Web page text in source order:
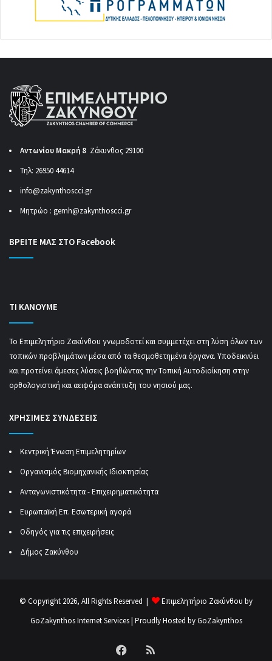
Αντωνίου Μακρή 8 Ζάκυνθος 29100
Τηλ: 26950 44614
info@zakynthoscci.gr
Μητρώο : gemh@zakynthoscci.gr
ΒΡΕΙΤΕ ΜΑΣ ΣΤΟ Facebook
ΤΙ ΚΑΝΟΥΜΕ
Το Επιμελητήριο Ζακύνθου γνωμοδοτεί και συμμετέχει στη λύση όλων των
τοπικών προβλημάτων μέσα από τα θεσμοθετημένα όργανα. Υποδεικνύει
και προτείνει άμεσες λύσεις βοηθώντας την Τοπική Αυτοδιοίκηση στην
ορθολογιστική και αειφόρα ανάπτυξη του νησιού μας.
ΧΡΗΣΙΜΕΣ ΣΥΝΔΕΣΕΙΣ
Κεντρική Ένωση Επιμελητηρίων
Οργανισμός Βιομηχανικής Ιδιοκτησίας
Ανταγωνιστικότητα - Επιχειρηματικότητα
Ευρωπαϊκή Επ. Εσωτερική αγορά
Οδηγός για τις επιχειρήσεις
Δήμος Ζακύνθου
© Copyright 2026, All Rights Reserved |
Επιμελητήριο Ζακύνθου by
GoZakynthos Internet Services| Proudly Hosted byGoZakynthos
Facebook